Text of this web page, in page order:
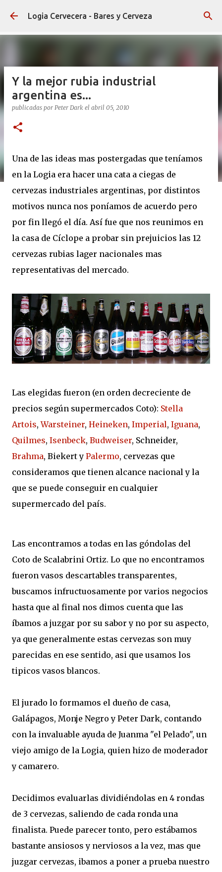
Ir al contenido principal
Logia Cervecera - Bares y Cerveza
Y la mejor rubia industrial
argentina es...
publicadas por Peter Dark el abril 05, 2010
Una de las ideas mas postergadas que teníamos
en la Logia era hacer una cata a ciegas de
cervezas industriales argentinas, por distintos
motivos nunca nos poníamos de acuerdo pero
por fin llegó el día. Así fue que nos reunimos en
la casa de Cíclope a probar sin prejuicios las 12
cervezas rubias lager nacionales mas
representativas del mercado.
Las elegidas fueron (en orden decreciente de
precios según supermercados Coto): Stella
Artois,Warsteiner, Heineken, Imperial, Iguana,
Quilmes, Isenbeck, Budweiser, Schneider,
Brahma, Biekert y Palermo, cervezas que
consideramos que tienen alcance nacional y la
que se puede conseguir en cualquier
supermercado del país.
Las encontramos a todas en las góndolas del
Coto de Scalabrini Ortiz. Lo que no encontramos
fueron vasos descartables transparentes,
buscamos infructuosamente por varios negocios
hasta que al final nos dimos cuenta que las
íbamos a juzgar por su sabor y no por su aspecto,
ya que generalmente estas cervezas son muy
parecidas en ese sentido, asi que usamos los
tipicos vasos blancos.
El jurado lo formamos el dueño de casa,
Galápagos, Monje Negro y Peter Dark, contando
con la invaluable ayuda de Juanma "el Pelado", un
viejo amigo de la Logia, quien hizo de moderador
y camarero.
Decidimos evaluarlas dividiéndolas en 4 rondas
de 3 cervezas, saliendo de cada ronda una
finalista. Puede parecer tonto, pero estábamos
bastante ansiosos y nerviosos a la vez, mas que
juzgar cervezas, ibamos a poner a prueba nuestro